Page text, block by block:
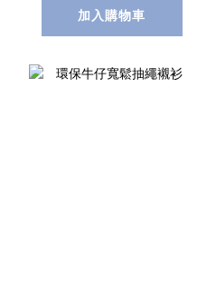
加入購物車